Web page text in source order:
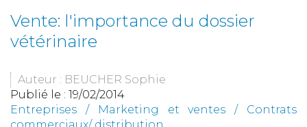
Vente: l'importance du dossier
vétérinaire
Auteur : BEUCHER Sophie
Publié le : 19/02/2014
Entreprises / Marketing et ventes / Contrats
commerciaux/ distribution